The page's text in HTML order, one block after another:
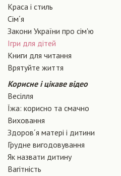
Краса і стиль
Сiм´я
Закони України про сiм'ю
Ігри для дітей
Книги для читання
Врятуйте життя
Корисне і цікаве відео
Весілля
Їжа: корисно та смачно
Виховання
Здоров´я матері і дитини
Грудне вигодовування
Як назвати дитину
Вагiтнiсть